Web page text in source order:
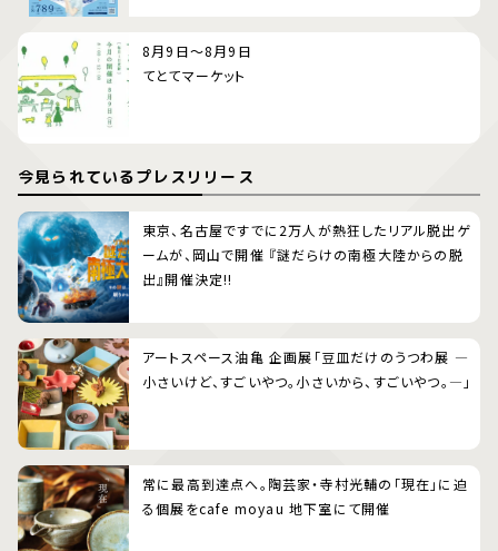
8月9日～8月9日
てとてマーケット
今見られているプレスリリース
東京、名古屋ですでに2万人が熱狂したリアル脱出ゲ
ームが、岡山で開催 『謎だらけの南極大陸からの脱
出』開催決定!!
アートスペース油亀 企画展「豆皿だけのうつわ展 ―
小さいけど、すごいやつ。小さいから、すごいやつ。―」
常に最高到達点へ。陶芸家・寺村光輔の「現在」に迫
る個展をcafe moyau 地下室にて開催